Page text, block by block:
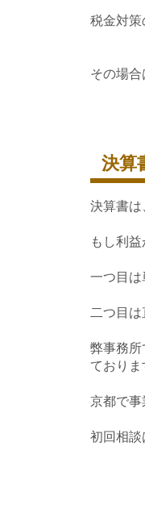
税金対策
その場
決算
決算書は
もし利
一つ目は
二つ目
弊事務所
ておりま
京都で事
初回相談